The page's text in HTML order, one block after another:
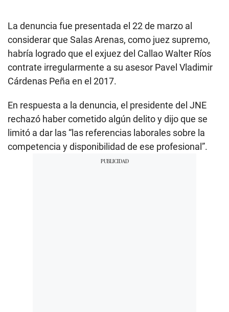
La denuncia fue presentada el 22 de marzo al
considerar que Salas Arenas, como juez supremo,
habría logrado que el exjuez del Callao Walter Ríos
contrate irregularmente a su asesor Pavel Vladimir
Cárdenas Peña en el 2017.
En respuesta a la denuncia, el presidente del JNE
rechazó haber cometido algún delito y dijo que se
limitó a dar las “las referencias laborales sobre la
competencia y disponibilidad de ese profesional”.